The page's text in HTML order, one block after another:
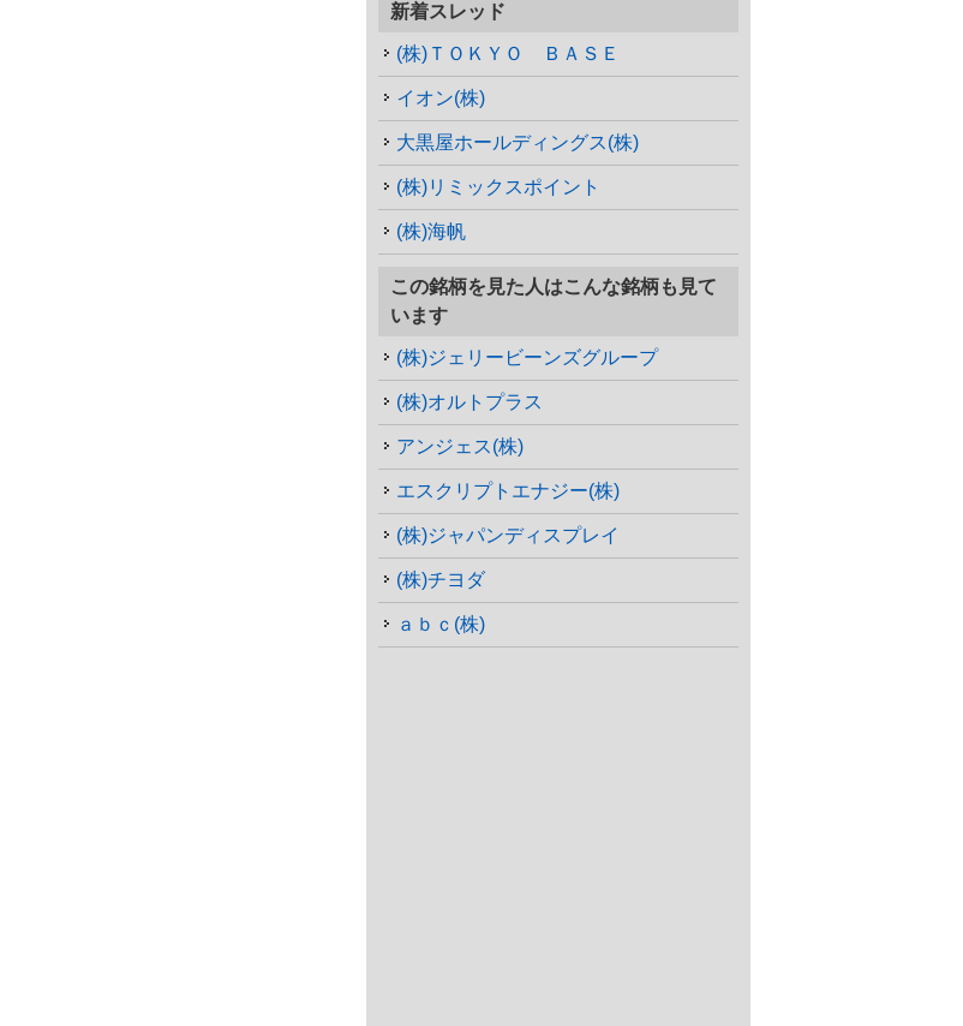
新着スレッド
(株)ＴＯＫＹＯ ＢＡＳＥ
イオン(株)
大黒屋ホールディングス(株)
(株)リミックスポイント
(株)海帆
この銘柄を見た人はこんな銘柄も見て
います
(株)ジェリービーンズグループ
(株)オルトプラス
アンジェス(株)
エスクリプトエナジー(株)
(株)ジャパンディスプレイ
(株)チヨダ
ａｂｃ(株)